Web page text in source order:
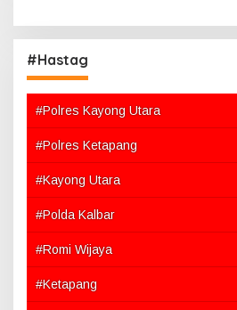
#Hastag
#Polres Kayong Utara
#Polres Ketapang
#Kayong Utara
#Polda Kalbar
#Romi Wijaya
#Ketapang